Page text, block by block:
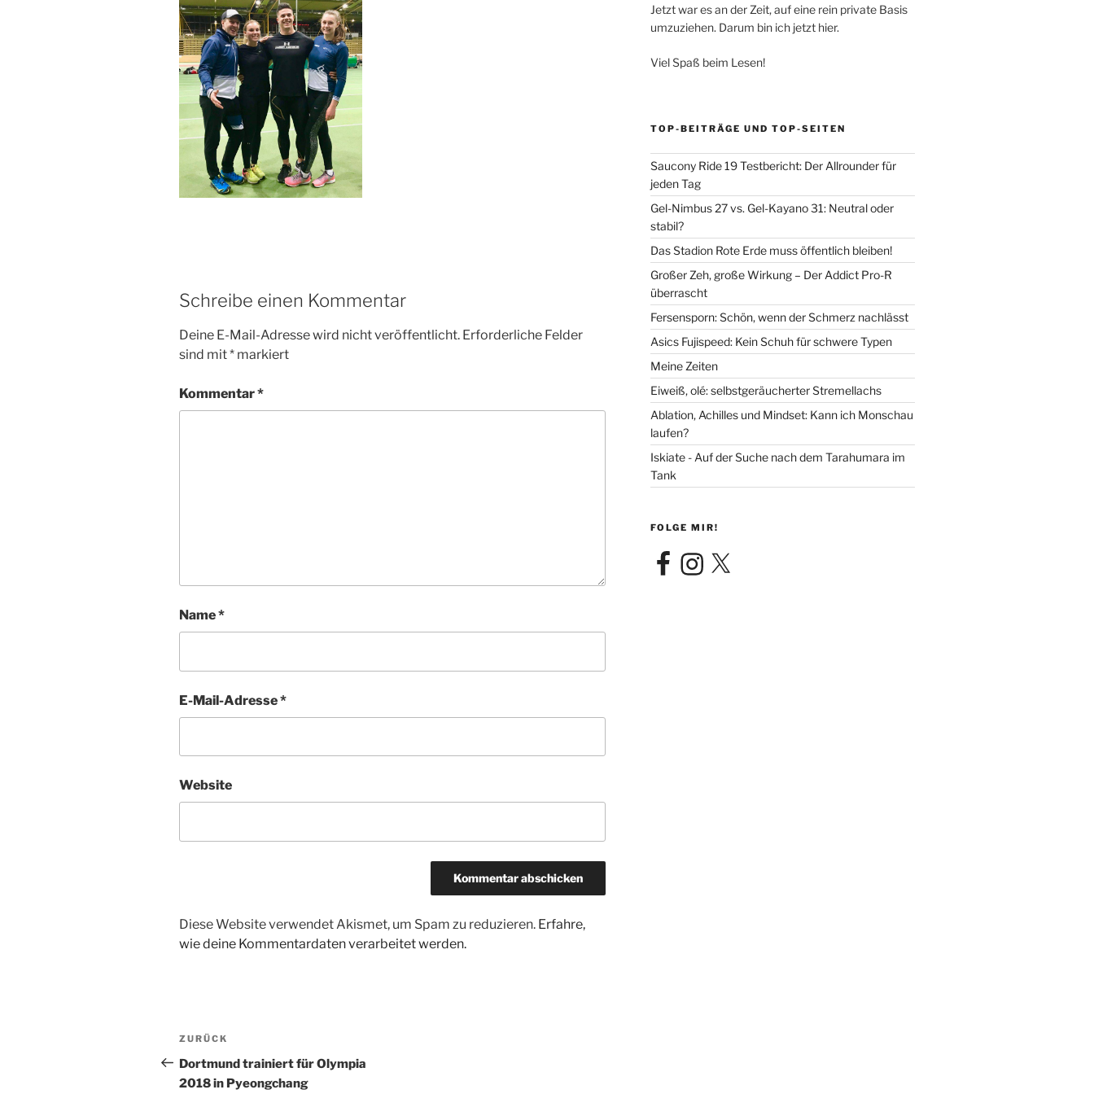
Schreibe einen Kommentar
Deine E-Mail-Adresse wird nicht veröffentlicht. Erforderliche Felder
sind mit* markiert
Kommentar*
Name*
E-Mail-Adresse*
Website
Diese Website verwendet Akismet, um Spam zu reduzieren. Erfahre,
wie deine Kommentardaten verarbeitet werden.
Beitragsnavigation
Vorheriger
Beitrag
ZURÜCK
Dortmund trainiert für Olympia
2018 in Pyeongchang
Jetzt war es an der Zeit, auf eine rein private Basis
umzuziehen. Darum bin ich jetzt hier.
Viel Spaß beim Lesen!
TOP-BEITRÄGE UND TOP-SEITEN
Saucony Ride 19 Testbericht: Der Allrounder für
jeden Tag
Gel-Nimbus 27 vs. Gel-Kayano 31: Neutral oder
stabil?
Das Stadion Rote Erde muss öffentlich bleiben!
Großer Zeh, große Wirkung – Der Addict Pro-R
überrascht
Fersensporn: Schön, wenn der Schmerz nachlässt
Asics Fujispeed: Kein Schuh für schwere Typen
Meine Zeiten
Eiweiß, olé: selbstgeräucherter Stremellachs
Ablation, Achilles und Mindset: Kann ich Monschau
laufen?
Iskiate - Auf der Suche nach dem Tarahumara im
Tank
FOLGE MIR!
FacebookInstagram
X